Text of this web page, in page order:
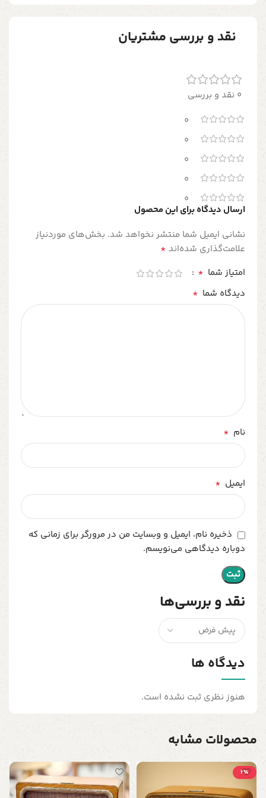
نقد و بررسی مشتریان
0 نقد و بررسی
0
0
0
0
0
نقد و بررسی‌ها
دیدگاه ها
هنوز نظری ثبت نشده است.
ارسال دیدگاه برای این محصول
نشانی ایمیل شما منتشر نخواهد شد. بخش‌های موردنیاز
علامت‌گذاری شده‌اند *
امتیاز شما *
دیدگاه شما *
نام *
ایمیل *
ذخیره نام، ایمیل و وبسایت من در مرورگر برای زمانی که
دوباره دیدگاهی می‌نویسم.
محصولات مشابه
2٪